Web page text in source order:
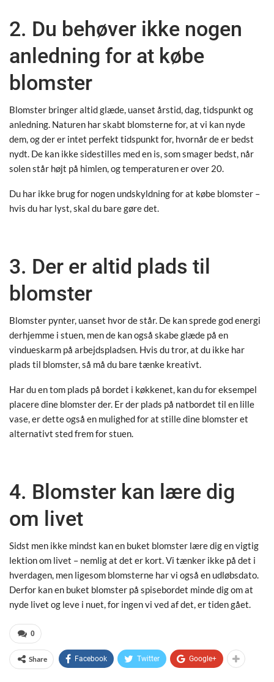
2. Du behøver ikke nogen
anledning for at købe
blomster
Blomster bringer altid glæde, uanset årstid, dag, tidspunkt og
anledning. Naturen har skabt blomsterne for, at vi kan nyde
dem, og der er intet perfekt tidspunkt for, hvornår de er bedst
nydt. De kan ikke sidestilles med en is, som smager bedst, når
solen står højt på himlen, og temperaturen er over 20.
Du har ikke brug for nogen undskyldning for at købe blomster –
hvis du har lyst, skal du bare gøre det.
3. Der er altid plads til
blomster
Blomster pynter, uanset hvor de står. De kan sprede god energi
derhjemme i stuen, men de kan også skabe glæde på en
vindueskarm på arbejdspladsen. Hvis du tror, at du ikke har
plads til blomster, så må du bare tænke kreativt.
Har du en tom plads på bordet i køkkenet, kan du for eksempel
placere dine blomster der. Er der plads på natbordet til en lille
vase, er dette også en mulighed for at stille dine blomster et
alternativt sted frem for stuen.
4. Blomster kan lære dig
om livet
Sidst men ikke mindst kan en buket blomster lære dig en vigtig
lektion om livet – nemlig at det er kort. Vi tænker ikke på det i
hverdagen, men ligesom blomsterne har vi også en udløbsdato.
Derfor kan en buket blomster på spisebordet minde dig om at
nyde livet og leve i nuet, for ingen vi ved af det, er tiden gået.
0
Share Facebook Twitter Google+